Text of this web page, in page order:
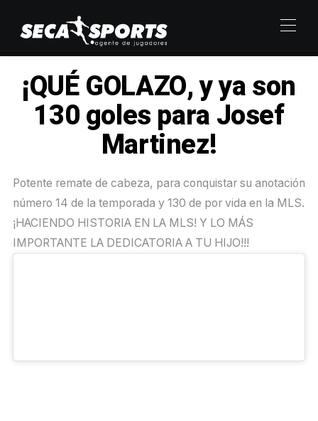
¡QUÉ GOLAZO, y ya son
130 goles para Josef
Martinez!
Potente remate de cabeza, para conquistar su anotación
número 14 de la temporada y 130 de por vida en la MLS.
¡HACIENDO HISTORIA EN LA MLS! Y LO MÁS
IMPORTANTE LA DEDICATORIA A TU HIJO!!!